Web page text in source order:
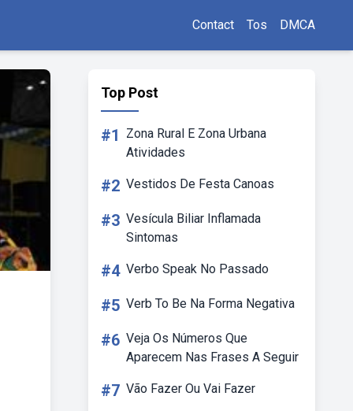
Contact Tos DMCA
Top Post
#1
Zona Rural E Zona Urbana
Atividades
#2 Vestidos De Festa Canoas
#3 Vesícula Biliar Inflamada
Sintomas
#4 Verbo Speak No Passado
#5 Verb To Be Na Forma Negativa
#6 Veja Os Números Que
Aparecem Nas Frases A Seguir
#7 Vão Fazer Ou Vai Fazer